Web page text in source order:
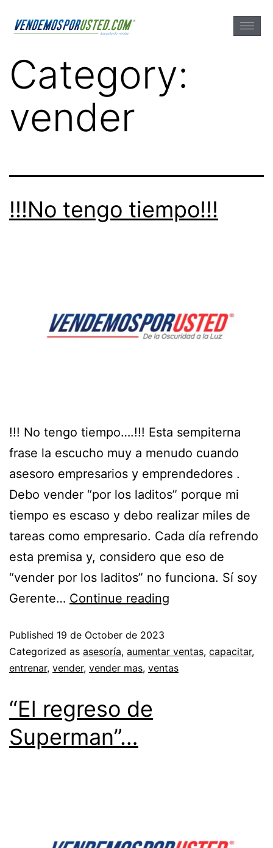
Category:
vender
!!!No tengo tiempo!!!
!!! No tengo tiempo….!!! Esta sempiterna
frase la escucho muy a menudo cuando
asesoro empresarios y emprendedores .
Debo vender “por los laditos” porque mi
tiempo es escaso y debo realizar miles de
tareas como empresario. Cada día refrendo
esta premisa y, considero que eso de
“vender por los laditos” no funciona. Sí soy
Gerente… Continue reading
Published 19 de October de 2023
Categorized as asesoría, aumentar ventas, capacitar,
entrenar, vender, vender mas, ventas
“El regreso de
Superman”…